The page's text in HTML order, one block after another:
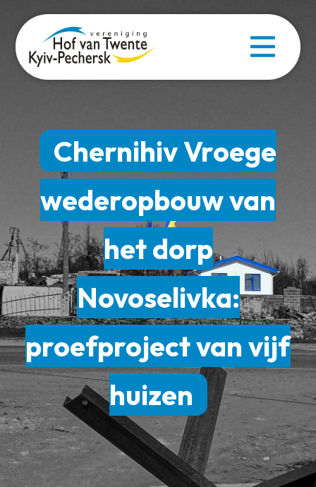
Chernihiv Vroege
wederopbouw van
het dorp
Novoselivka:
proefproject van vijf
huizen